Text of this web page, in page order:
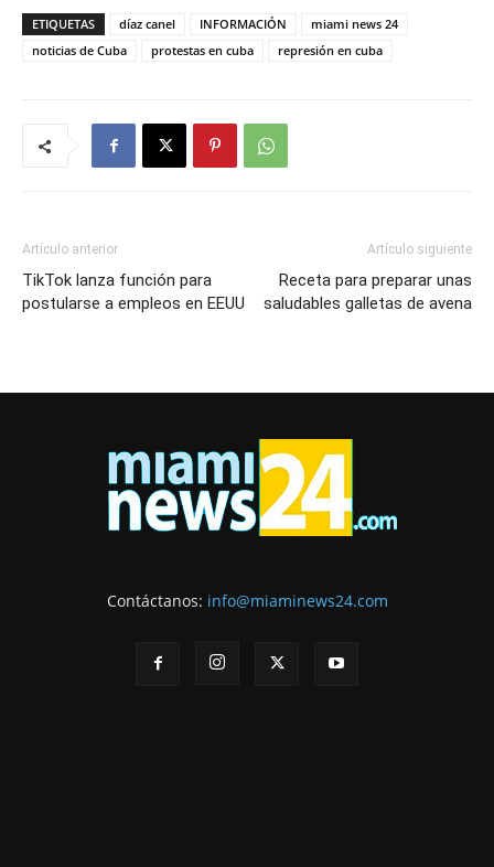
ETIQUETAS díaz canel INFORMACIÓN
miami news 24
noticias de Cuba
protestas en cuba represión en cuba
Artículo anterior
TikTok lanza función para
postularse a empleos en EEUU
Artículo siguiente
Receta para preparar unas
saludables galletas de avena
Contáctanos: info@miaminews24.com